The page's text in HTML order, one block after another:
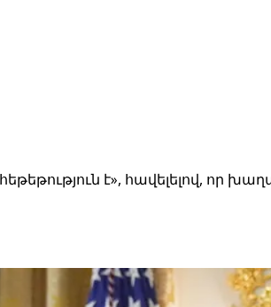
է», հավելելով, որ